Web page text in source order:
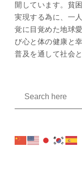
開しています。貧
実現する為に、一
覚に目覚めた地球
び心と体の健康と
普及を通して社会